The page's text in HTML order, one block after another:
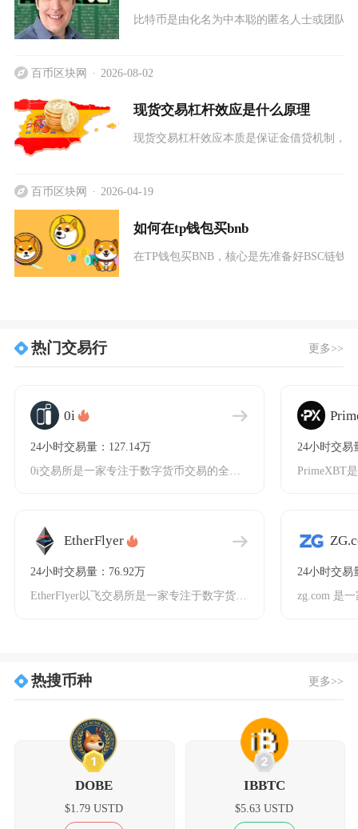
比特币是由化名为中本聪的匿名人士或团队
百币区块网 2026-08-02
现货交易杠杆效应是什么原理
现货交易杠杆效应本质是保证金借贷机制，
百币区块网 2026-04-19
如何在tp钱包买bnb
在TP钱包买BNB，核心是先准备好BSC链钱
热门交易行 更多>>
0i
24小时交易量：127.14万
EtherFlyer
24小时交易量：76.92万
EtherFlyer以飞交易所是一家专注于数字货币交易的国际化平台，自2018年1月上线以
24小时交易
24小时交易
热搜币种 更多>>
1
DOBE
$1.79 USTD
2
IBBTC
$5.63 USTD